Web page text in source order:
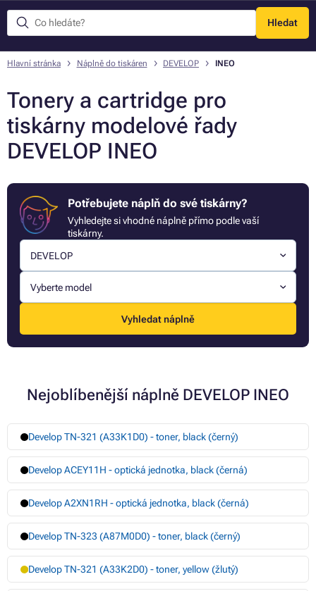
Hledat
Menu
Hlavní stránka Náplně do tiskáren DEVELOP INEO
Tonery a cartridge pro
tiskárny modelové řady
DEVELOP INEO
Potřebujete náplň do své tiskárny?
Vyhledejte si vhodné náplně přímo podle vaší
tiskárny.
DEVELOP
Vyberte model
Vyhledat náplně
Nejoblíbenější náplně DEVELOP INEO
Develop TN-321 (A33K1D0) - toner, black (černý)
Develop ACEY11H - optická jednotka, black (černá)
Develop A2XN1RH - optická jednotka, black (černá)
Develop TN-323 (A87M0D0) - toner, black (černý)
Develop TN-321 (A33K2D0) - toner, yellow (žlutý)